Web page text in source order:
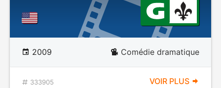
2009 Comédie dramatique
333905 VOIR PLUS